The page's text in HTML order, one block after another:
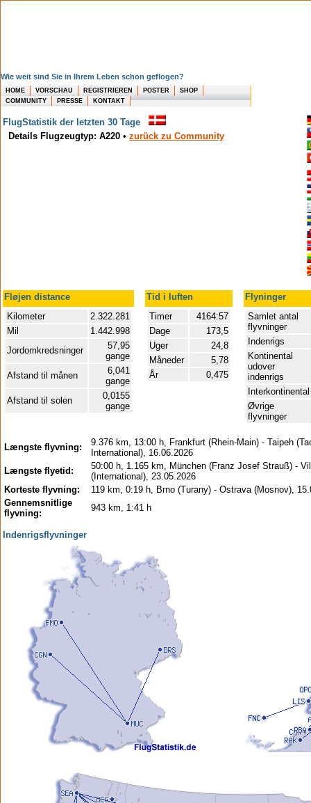
Wie weit sind Sie in Ihrem Leben schon geflogen?
HOME VORSCHAU REGISTRIEREN POSTER
SHOP
COMMUNITY
PRESSE KONTAKT
FlugStatistik der letzten 30 Tage
Details Flugzeugtyp: A220 • zurück zu Community
Fløjen distance Tid i luften
Flyninger
Kilometer
2.322.281
Mil
1.442.998
Jordomkredsninger
57,95
gange
Afstand til månen
6,041
gange
Afstand til solen
0,0155
gange
Timer
4164:57
Dage
173,5
Uger
24,8
Måneder
5,78
År
0,475
Samlet antal
flyvninger
Indenrigs
Kontinental
udover
indenrigs
Interkontinental
Øvrige
flyvninger
Længste flyvning:
9.376 km, 13:00 h, Frankfurt (Rhein-Main) - Taipeh
International), 16.06.2026
Længste flyetid:
50:00 h, 1.165 km, München (Franz Josef Strauß) -
(International), 23.05.2026
Korteste flyvning:
119 km, 0:19 h, Brno (Turany) - Ostrava (Mosnov),
Gennemsnitlige
flyvning:
943 km, 1:41 h
Indenrigsflyvninger